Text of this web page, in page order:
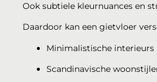
Ook subtiele kleurnuances en
Daardoor kan een gietvloer
Minimalistische
Scandinavische